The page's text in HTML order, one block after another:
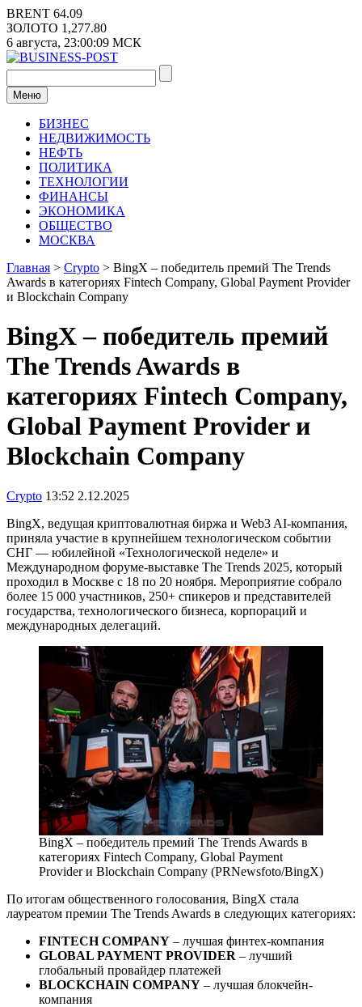
Перейти
к
содержимому
BRENT 64.09
ЗОЛОТО 1,277.80
6 августа, 23:00:10 МСК
Меню
БИЗНЕС
НЕДВИЖИМОСТЬ
НЕФТЬ
ПОЛИТИКА
ТЕХНОЛОГИИ
ФИНАНСЫ
ЭКОНОМИКА
ОБЩЕСТВО
МОСКВА
Главная > Crypto > BingX – победитель премий The Trends
Awards в категориях Fintech Company, Global Payment Provider
и Blockchain Company
BingX – победитель премий
The Trends Awards в
категориях Fintech Company,
Global Payment Provider и
Blockchain Company
Crypto 13:52 2.12.2025
BingX, ведущая криптовалютная биржа и Web3 AI-компания,
приняла участие в крупнейшем технологическом событии
СНГ — юбилейной «Технологической неделе» и
Международном форуме-выставке The Trends 2025, который
проходил в Москве с 18 по 20 ноября. Мероприятие собрало
более 15 000 участников, 250+ спикеров и представителей
государства, технологического бизнеса, корпораций и
международных делегаций.
BingX – победитель премий The Trends Awards в
категориях Fintech Company, Global Payment
Provider и Blockchain Company (PRNewsfoto/BingX)
По итогам общественного голосования, BingX стала
лауреатом премии The Trends Awards в следующих категориях:
FINTECH COMPANY – лучшая финтех-компания
GLOBAL PAYMENT PROVIDER – лучший
глобальный провайдер платежей
BLOCKCHAIN COMPANY – лучшая блокчейн-
компания